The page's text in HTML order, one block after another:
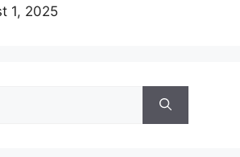
1, 2025